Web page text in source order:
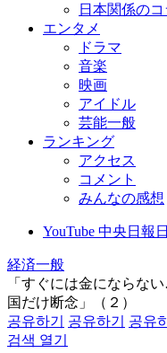
日本関係の
エンタメ
ドラマ
音楽
映画
アイドル
芸能一般
ランキング
アクセス
コメント
みんなの感想
YouTube 中央日報
経済一般
「すぐには金にならな
国だけ断念」（２）
공유하기
공유하기
공유
검색 열기